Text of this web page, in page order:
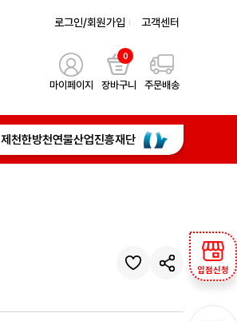
로그인/회원가입 고객센터
마이페이지
0
장바구니 주문배송
제천한방천연물산업진흥재단
입점신청